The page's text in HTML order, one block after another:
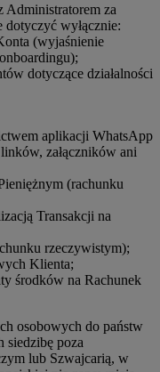
Administratorem za
wyłącznie:
(wyjaśnienie
dotyczące działalności
aplikacji WhatsApp
załączników ani
(rachunku
Transakcji na
rzeczywistym);
Klienta;
środków na Rachunek
osobowych do państw
siedzibę poza
lub Szwajcarią, w